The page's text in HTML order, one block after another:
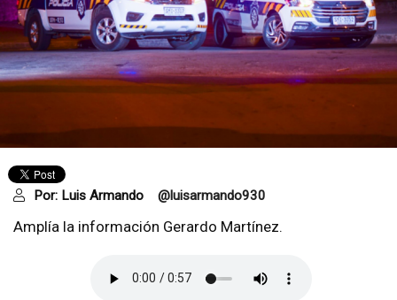
Por: Luis Armando @luisarmando930
Amplía la información Gerardo Martínez.